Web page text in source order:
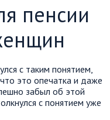
пенсии
с таким понятием,
это опечатка и даже
забыл об этой
с понятием уже